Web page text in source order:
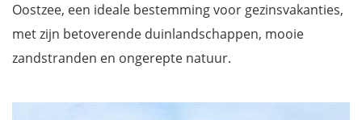
Oostzee, een ideale bestemming voor gezinsvakanties,
met zijn betoverende duinlandschappen, mooie
zandstranden en ongerepte natuur.